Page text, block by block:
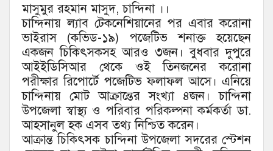
মাসুমুর রহমান মাসুদ, চান্দিনা ।।
চান্দিনায় ল্যাব টেকনেশিয়ানের পর এবার করোনা
ভাইরাস (কভিড-১৯) পজেটিভ শনাক্ত হয়েছেন
একজন চিকিৎসকসহ আরও ৩জন। বুধবার দুপুরে
আইইডিসিআর থেকে ওই তিনজনের করোনা
পরীক্ষার রিপোর্টে পজেটিভ ফলাফল আসে। এনিয়ে
চান্দিনায় মোট আক্রান্তের সংখ্যা ৪জন। চান্দিনা
উপজেলা স্বাস্থ্য ও পরিবার পরিকল্পনা কর্মকর্তা ডা.
আহসানুল হক এসব তথ্য নিশ্চিত করেন।
আক্রান্ত চিকিৎসক চান্দিনা উপজেলা সদরের স্টেশন